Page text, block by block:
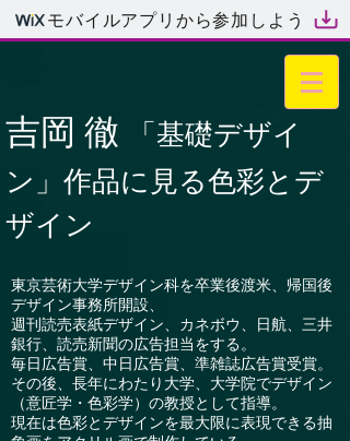
モバイルアプリから参加しよう
吉岡 徹
「基礎デザイ
ン」作品に見る色彩とデ
ザイン
東京芸術大学デザイン科を卒業後渡米、帰国後
デザイン事務所開設、
週刊読売表紙デザイン、カネボウ、日航、三井
銀行、読売新聞の広告担当をする。
毎日広告賞、中日広告賞、準雑誌広告賞受賞。
その後、長年にわたり大学、大学院でデザイン
（意匠学・色彩学）の教授として指導。
現在は色彩とデザインを最大限に表現できる抽